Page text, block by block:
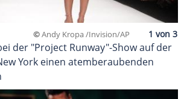
©Andy Kropa /Invision/AP
der "Project Runway"-Show auf der
York einen atemberaubenden